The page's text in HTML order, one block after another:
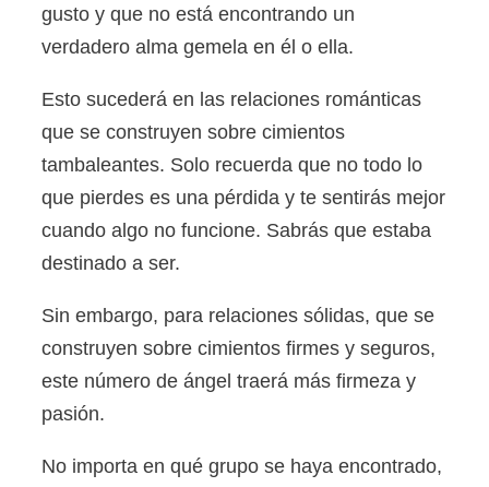
gusto y que no está encontrando un
verdadero alma gemela en él o ella.
Esto sucederá en las relaciones románticas
que se construyen sobre cimientos
tambaleantes. Solo recuerda que no todo lo
que pierdes es una pérdida y te sentirás mejor
cuando algo no funcione. Sabrás que estaba
destinado a ser.
Sin embargo, para relaciones sólidas, que se
construyen sobre cimientos firmes y seguros,
este número de ángel traerá más firmeza y
pasión.
No importa en qué grupo se haya encontrado,